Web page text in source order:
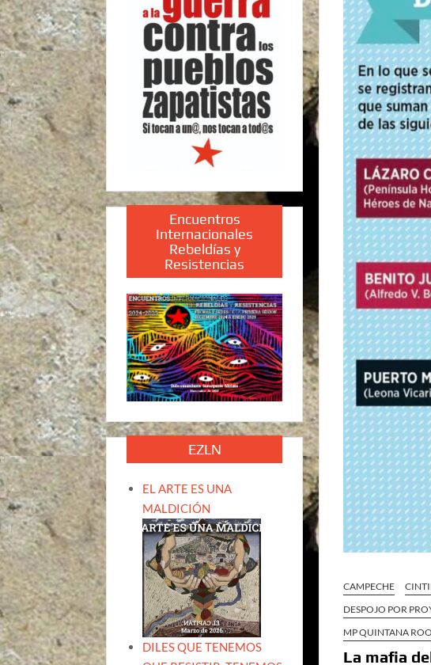
CAMPECHE
DESPOJO POR
MP QUINTANA ROO
La mafia
Encuentros
Internacionales
Rebeldías y
Resistencias
EZLN
EL ARTE ES UNA
MALDICIÓN
DILES QUE TENEMOS